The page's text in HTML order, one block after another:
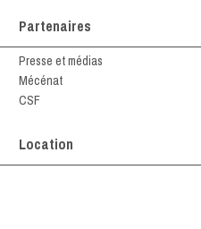
Partenaires
Presse et médias
Mécénat
CSF
Location